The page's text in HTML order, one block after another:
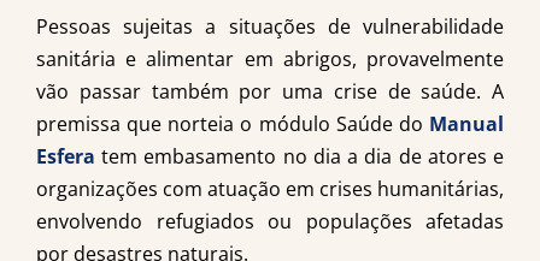
Pessoas sujeitas a situações de vulnerabilidade
sanitária e alimentar em abrigos, provavelmente
vão passar também por uma crise de saúde. A
premissa que norteia o módulo Saúde do Manual
Esfera tem embasamento no dia a dia de atores e
organizações com atuação em crises humanitárias,
envolvendo refugiados ou populações afetadas
por desastres naturais.